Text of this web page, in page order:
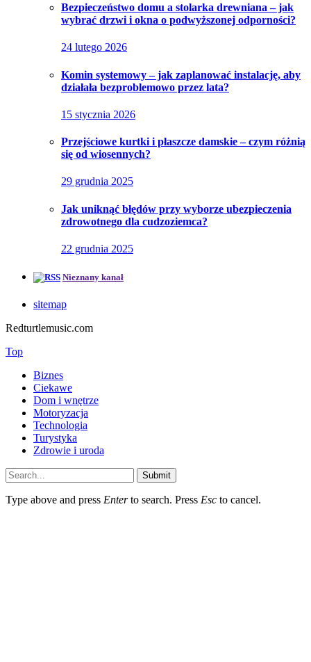
Bezpieczeństwo domu a stolarka drewniana – jak
wybrać drzwi i okna o podwyższonej odporności?
24 lutego 2026
Komin systemowy – jak zaplanować instalację, aby
działała bezproblemowo przez lata?
15 stycznia 2026
Przejściowe kurtki i płaszcze damskie – czym różnią
się od wiosennych?
29 grudnia 2025
Jak uniknąć błędów przy wyborze ubezpieczenia
zdrowotnego dla cudzoziemca?
22 grudnia 2025
Nieznany kanał
sitemap
Redturtlemusic.com
Top
Biznes
Ciekawe
Dom i wnętrze
Motoryzacja
Technologia
Turystyka
Zdrowie i uroda
Submit
Type above and press Enterto search. Press Esc to cancel.